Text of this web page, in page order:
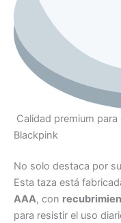
Calidad premium
Blackpink
No solo destaca por
Esta taza está
AAA, con
para resistir el uso